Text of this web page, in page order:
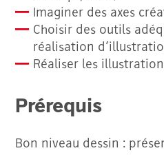
Imaginer des axes
Choisir des outils
réalisation
Réaliser les
Prérequis
Bon niveau dessin :